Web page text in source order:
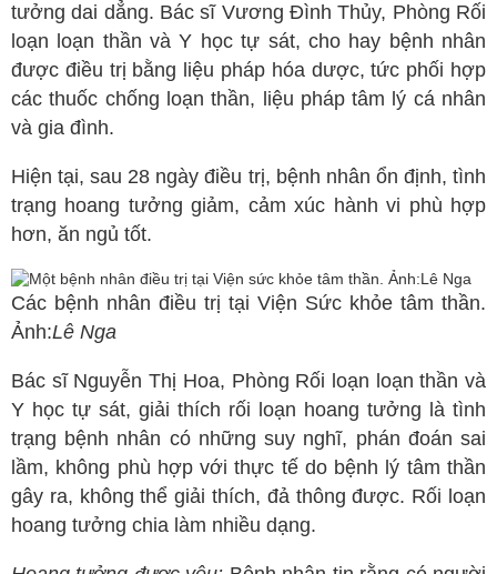
Y - Sinh học
Khỏe đẹp
Spa
Dinh Dưỡng
Bác sĩ của bạn
tưởng dai dẳng. Bác sĩ Vương Đình Thủy, Phòng Rối
loạn loạn thần và Y học tự sát, cho hay bệnh nhân
được điều trị bằng liệu pháp hóa dược, tức phối hợp
các thuốc chống loạn thần, liệu pháp tâm lý cá nhân
và gia đình.
Hiện tại, sau 28 ngày điều trị, bệnh nhân ổn định, tình
trạng hoang tưởng giảm, cảm xúc hành vi phù hợp
hơn, ăn ngủ tốt.
Các bệnh nhân điều trị tại Viện Sức khỏe tâm thần.
Ảnh:Lê Nga
Bác sĩ Nguyễn Thị Hoa, Phòng Rối loạn loạn thần và
Y học tự sát, giải thích rối loạn hoang tưởng là tình
trạng bệnh nhân có những suy nghĩ, phán đoán sai
lầm, không phù hợp với thực tế do bệnh lý tâm thần
gây ra, không thể giải thích, đả thông được. Rối loạn
hoang tưởng chia làm nhiều dạng.